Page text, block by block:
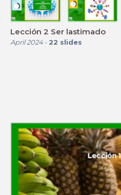
Lección 2 Ser lastimado
April 2024- 22 slides